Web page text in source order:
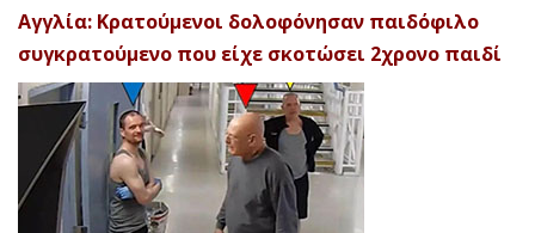
Αγγλία: Κρατούμενοι δολοφόνησαν παιδόφιλο
συγκρατούμενο που είχε σκοτώσει 2χρονο παιδί